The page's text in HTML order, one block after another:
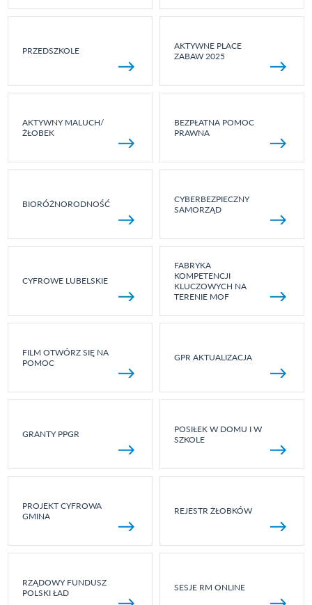
PRZEDSZKOLE
AKTYWNE PLACE
ZABAW 2025
AKTYWNY MALUCH/
ŻŁOBEK
BEZPŁATNA POMOC
PRAWNA
BIORÓŻNORODNOŚĆ
CYBERBEZPIECZNY
SAMORZĄD
CYFROWE LUBELSKIE
FABRYKA
KOMPETENCJI
KLUCZOWYCH NA
TERENIE MOF
FILM OTWÓRZ SIĘ NA
POMOC
GPR AKTUALIZACJA
GRANTY PPGR
POSIŁEK W DOMU I W
SZKOLE
PROJEKT CYFROWA
GMINA
REJESTR ŻŁOBKÓW
RZĄDOWY FUNDUSZ
POLSKI ŁAD
SESJE RM ONLINE